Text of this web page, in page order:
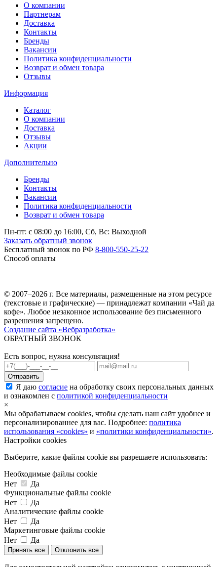
О компании
Партнерам
Доставка
Контакты
Бренды
Вакансии
Политика конфиденциальности
Возврат и обмен товара
Отзывы
Информация
Каталог
О компании
Доставка
Отзывы
Акции
Дополнительно
Бренды
Контакты
Вакансии
Политика конфиденциальности
Возврат и обмен товара
Пн-пт: c 08:00 до 16:00, Сб, Вс: Выходной
Заказать обратный звонок
Бесплатный звонок по РФ 8-800-550-25-22
Способ оплаты
© 2007–2026 г. Все материалы, размещенные на этом ресурсе
(текстовые и графические) — принадлежат компании «Чай да
кофе». Любое незаконное использование без письменного
разрешения запрещено.
Создание сайта «Вебразработка»
ОБРАТНЫЙ ЗВОНОК
Есть вопрос, нужна консультация!
Я даю согласие на обработку своих персональных данных
и ознакомлен с политикой конфиденциальности
×
Мы обрабатываем cookies, чтобы сделать наш сайт удобнее и
персонализированнее для вас. Подробнее: политика
использования «cookies» и «политики конфиденциальности».
Настройки cookies
Выберите, какие файлы cookie вы разрешаете использовать:
Необходимые файлы cookie
Нет
Да
Функциональные файлы cookie
Нет
Да
Аналитические файлы cookie
Нет
Да
Маркетинговые файлы cookie
Нет
Да
Принять все Отклонить все